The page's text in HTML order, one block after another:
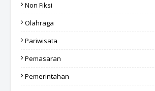
Non Fiksi
Olahraga
Pariwisata
Pemasaran
Pemerintahan